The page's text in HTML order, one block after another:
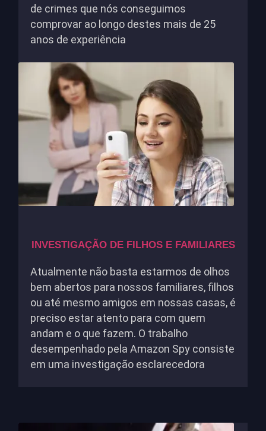
de crimes que nós conseguimos
comprovar ao longo destes mais de 25
anos de experiência
INVESTIGAÇÃO DE FILHOS E FAMILIARES
Atualmente não basta estarmos de olhos
bem abertos para nossos familiares, filhos
ou até mesmo amigos em nossas casas, é
preciso estar atento para com quem
andam e o que fazem. O trabalho
desempenhado pela Amazon Spy consiste
em uma investigação esclarecedora